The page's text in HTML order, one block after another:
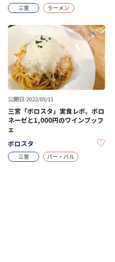
三宮 ラーメン
KEEP
公開日:2022/05/11
三宮「ボロスタ」実食レポ。ボロ
ネーゼと1,000円のワインブッフ
ェ
ボロスタ
三宮 バー・バル